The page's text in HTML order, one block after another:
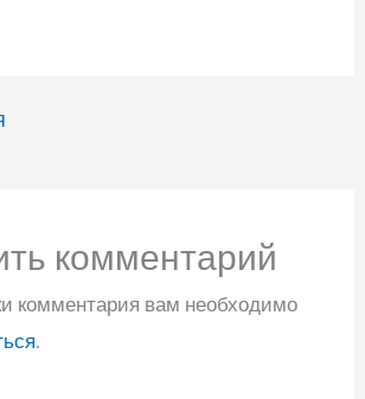
комментарий
комментария вам необходимо
.